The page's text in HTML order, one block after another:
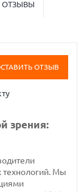
ОТЗЫВЫ
ОТЗЫВ
зрения:
технологий. Мы